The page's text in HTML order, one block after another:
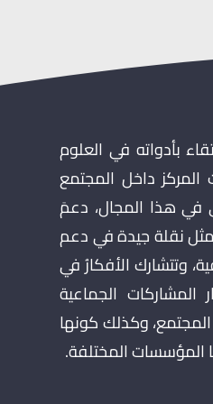
بأدواته في العلوم
المركز داخل المجتمع
في هذا المجال، دعمَ
تمثل نقلة جيدة في دعم
وتتشارك الأفكارُ في
الجماعية
المجتمع، وكذلك كونها
المؤسسات المختلفة.